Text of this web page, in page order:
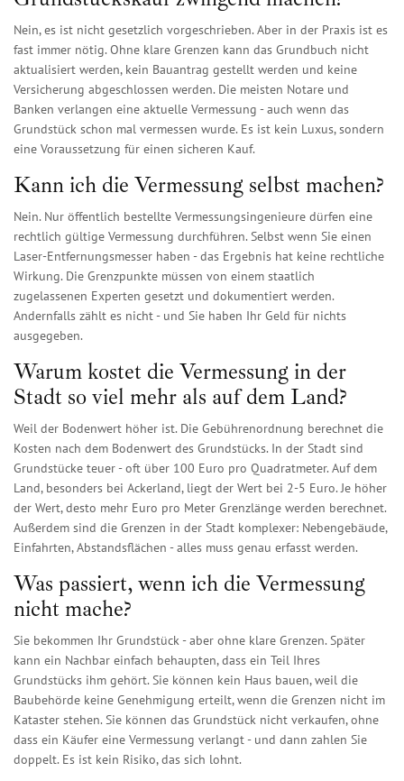
Nein, es ist nicht gesetzlich vorgeschrieben. Aber in der Praxis ist es
fast immer nötig. Ohne klare Grenzen kann das Grundbuch nicht
aktualisiert werden, kein Bauantrag gestellt werden und keine
Versicherung abgeschlossen werden. Die meisten Notare und
Banken verlangen eine aktuelle Vermessung - auch wenn das
Grundstück schon mal vermessen wurde. Es ist kein Luxus, sondern
eine Voraussetzung für einen sicheren Kauf.
Kann ich die Vermessung selbst machen?
Nein. Nur öffentlich bestellte Vermessungsingenieure dürfen eine
rechtlich gültige Vermessung durchführen. Selbst wenn Sie einen
Laser-Entfernungsmesser haben - das Ergebnis hat keine rechtliche
Wirkung. Die Grenzpunkte müssen von einem staatlich
zugelassenen Experten gesetzt und dokumentiert werden.
Andernfalls zählt es nicht - und Sie haben Ihr Geld für nichts
ausgegeben.
Warum kostet die Vermessung in der
Stadt so viel mehr als auf dem Land?
Weil der Bodenwert höher ist. Die Gebührenordnung berechnet die
Kosten nach dem Bodenwert des Grundstücks. In der Stadt sind
Grundstücke teuer - oft über 100 Euro pro Quadratmeter. Auf dem
Land, besonders bei Ackerland, liegt der Wert bei 2-5 Euro. Je höher
der Wert, desto mehr Euro pro Meter Grenzlänge werden berechnet.
Außerdem sind die Grenzen in der Stadt komplexer: Nebengebäude,
Einfahrten, Abstandsflächen - alles muss genau erfasst werden.
Was passiert, wenn ich die Vermessung
nicht mache?
Sie bekommen Ihr Grundstück - aber ohne klare Grenzen. Später
kann ein Nachbar einfach behaupten, dass ein Teil Ihres
Grundstücks ihm gehört. Sie können kein Haus bauen, weil die
Baubehörde keine Genehmigung erteilt, wenn die Grenzen nicht im
Kataster stehen. Sie können das Grundstück nicht verkaufen, ohne
dass ein Käufer eine Vermessung verlangt - und dann zahlen Sie
doppelt. Es ist kein Risiko, das sich lohnt.